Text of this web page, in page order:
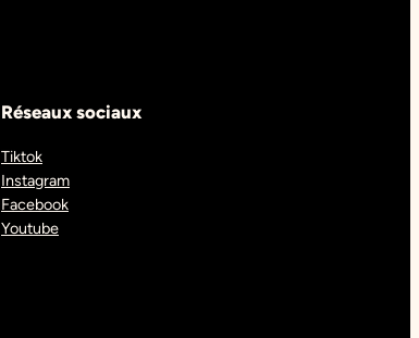
Réseaux sociaux
Tiktok
Instagram
Facebook
Youtube